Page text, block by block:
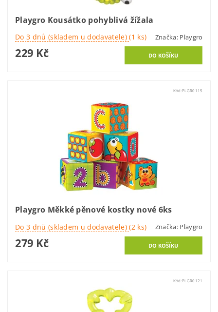
Playgro Kousátko pohyblivá žížala
Do 3 dnů (skladem u dodavatele)(1 ks) Značka: Playgro
229 Kč
Kód:PLGR0115
Playgro Měkké pěnové kostky nové 6ks
Do 3 dnů (skladem u dodavatele)(2 ks) Značka: Playgro
279 Kč
Kód: PLGR0121